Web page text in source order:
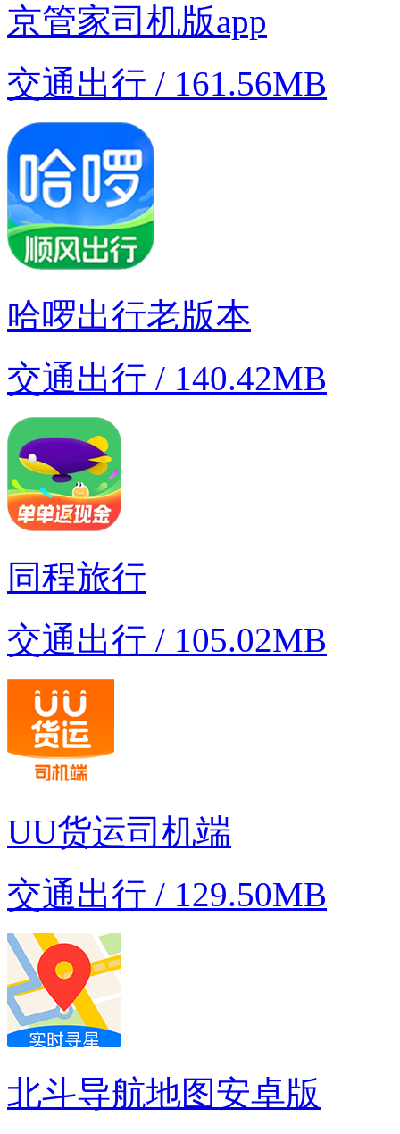
京管家司机版app
交通出行 / 161.56MB
哈啰出行老版本
交通出行 / 140.42MB
同程旅行
交通出行 / 105.02MB
UU货运司机端
交通出行 / 129.50MB
北斗导航地图安卓版